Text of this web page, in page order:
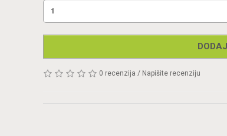
0 recenzija / Napišite recenziju